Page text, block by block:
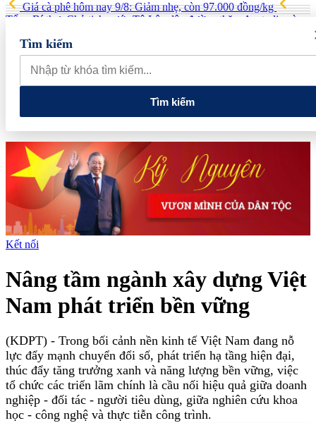
Giá cà phê hôm nay 9/8: Giảm nhẹ, còn 97.000 đồng/kg
Tổng Bí thư, Chủ tịch nước Tô Lâm lên đường thăm Australia và
New Zealand
quan đến lĩnh vực tài chính, ngân hàng
Xử lý đến cùng các
vướng mắc, không đẩy doanh nghiệp đi vòng
Tìm kiếm
Tìm kiếm
Kết nối
Nâng tầm ngành xây dựng Việt
Nam phát triển bền vững
(KDPT) - Trong bối cảnh nền kinh tế Việt Nam đang nỗ
lực đẩy mạnh chuyển đổi số, phát triển hạ tầng hiện đại,
thúc đẩy tăng trưởng xanh và năng lượng bền vững, việc
tổ chức các triển lãm chính là cầu nối hiệu quả giữa doanh
nghiệp - đối tác - người tiêu dùng, giữa nghiên cứu khoa
học - công nghệ và thực tiễn công trình.